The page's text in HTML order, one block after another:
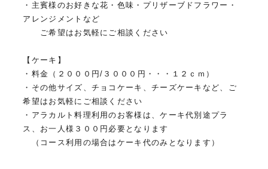
・主賓様のお好きな花・色味・プリザーブドフラワー・
アレンジメントなど
ご希望はお気軽にご相談ください
【ケーキ】
・料金（２０００円/３０００円・・・１２ｃｍ）
・その他サイズ、チョコケーキ、チーズケーキなど、ご
希望はお気軽にご相談ください
・アラカルト料理利用のお客様は、ケーキ代別途プラ
ス、お一人様３００円必要となります
（コース利用の場合はケーキ代のみとなります）